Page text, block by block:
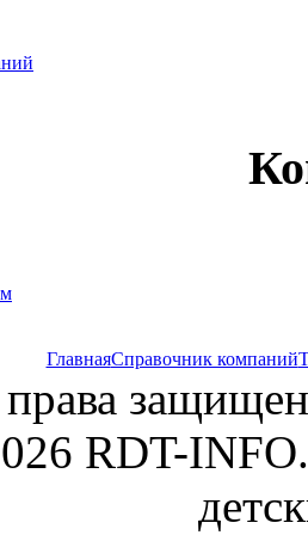
ГлавнаяСправочник компаний
RDT-